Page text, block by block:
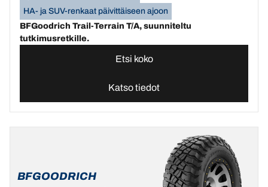
HA- ja SUV-renkaat päivittäiseen ajoon
BFGoodrich Trail-Terrain T/A, suunniteltu
tutkimusretkille.
Etsi koko
Katso tiedot
BFGOODRICH